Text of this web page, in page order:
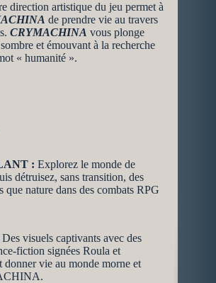
direction artistique du jeu permet à
de prendre vie au travers
CRYMACHINA vous plonge
et émouvant à la recherche
« humanité ».
: Explorez le monde de
détruisez, sans transition, des
que nature dans des combats RPG
Des visuels captivants avec des
fiction signées Roula et
donner vie au monde morne et